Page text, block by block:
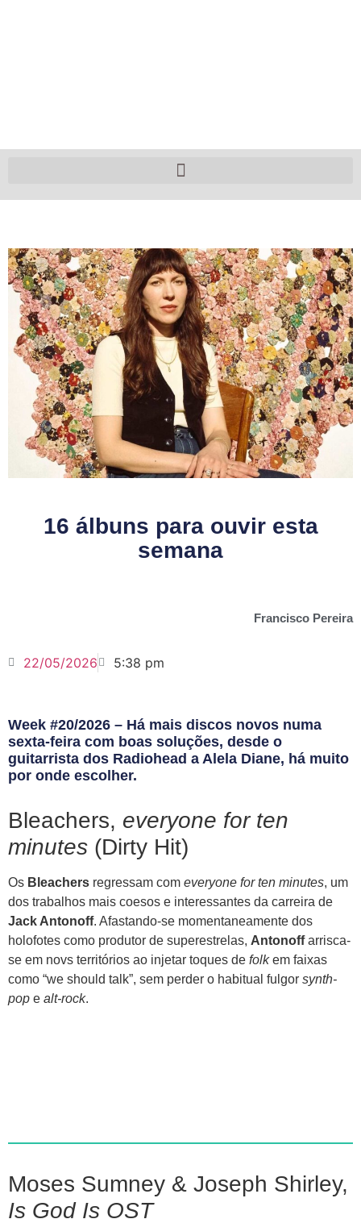
16 álbuns para ouvir esta
semana
Francisco Pereira
22/05/2026 5:38 pm
Week #20/2026 – Há mais discos novos numa
sexta-feira com boas soluções, desde o
guitarrista dos Radiohead a Alela Diane, há muito
por onde escolher.
Bleachers, everyone for ten
minutes (Dirty Hit)
Os Bleachers regressam com everyone for ten minutes, um
dos trabalhos mais coesos e interessantes da carreira de
Jack Antonoff. Afastando-se momentaneamente dos
holofotes como produtor de superestrelas, Antonoffarrisca-
se em novs territórios ao injetar toques de folkem faixas
como “we should talk”, sem perder o habitual fulgor synth-
pop e alt-rock.
Moses Sumney & Joseph Shirley,
Is God Is OST